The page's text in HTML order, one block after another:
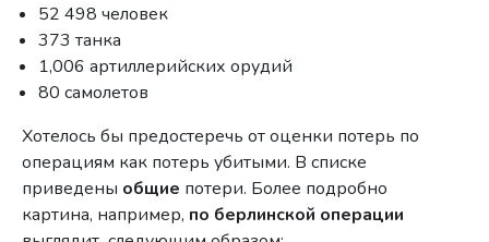
52 498 человек
373 танка
1,006 артиллерийских орудий
80 самолетов
Хотелось бы предостеречь от оценки потерь по
операциям как потерь убитыми. В списке
приведены общие потери. Более подробно
картина, например, по берлинской операции